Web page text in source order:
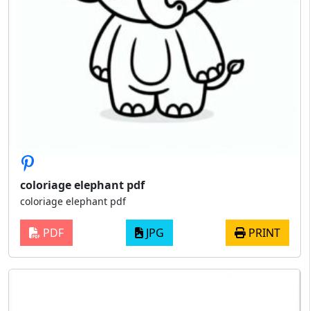
coloriage elephant pdf
coloriage elephant pdf
PDF JPG PRINT